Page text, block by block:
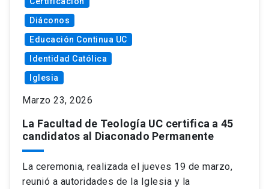
Diáconos
Educación Continua UC
Identidad Católica
Iglesia
Marzo 23, 2026
La Facultad de Teología UC certifica a 45
candidatos al Diaconado Permanente
La ceremonia, realizada el jueves 19 de marzo,
reunió a autoridades de la Iglesia y la